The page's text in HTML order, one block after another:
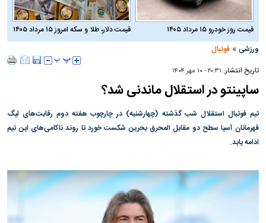
قیمت روز خودرو ۱۵ مرداد ۱۴۰۵
قیمت دلار، طلا و سکه امروز ۱۵ مرداد ۱۴۰۵
ورزشی »فوتبال
تاریخ انتشار: ۲۰:۳۱ - ۱۰ مهر ۱۴۰۴
ساپینتو در استقلال ماندنی شد؟
تیم فوتبال استقلال شب گذشته (چهارشنبه) در چارچوب هفته دوم رقابت‌های لیگ
قهرمانان آسیا سطح دو مقابل المحرق بحرین شکست خورد تا روند ناکامی‌های این تیم
ادامه یابد.